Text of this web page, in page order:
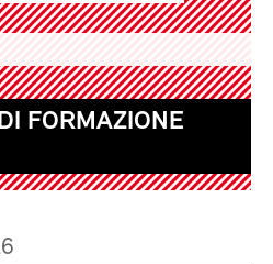
FORMAZIONE